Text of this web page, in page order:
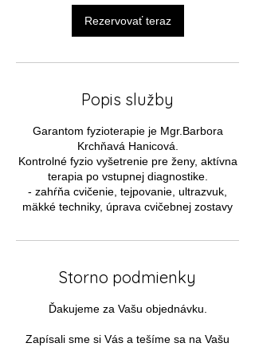
Rezervovať teraz
Popis služby
Garantom fyzioterapie je Mgr.Barbora
Krchňavá Hanicová.
Kontrolné fyzio vyšetrenie pre ženy, aktívna
terapia po vstupnej diagnostike.
- zahŕňa cvičenie, tejpovanie, ultrazvuk,
mäkké techniky, úprava cvičebnej zostavy
Storno podmienky
Ďakujeme za Vašu objednávku.
Zapísali sme si Vás a tešíme sa na Vašu